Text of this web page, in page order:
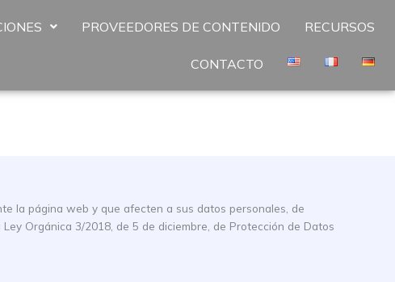
PROVEEDORES DE CONTENIDO RECURSOS
CONTACTO
la página web y que afecten a sus datos personales, de
Orgánica 3/2018, de 5 de diciembre, de Protección de Datos